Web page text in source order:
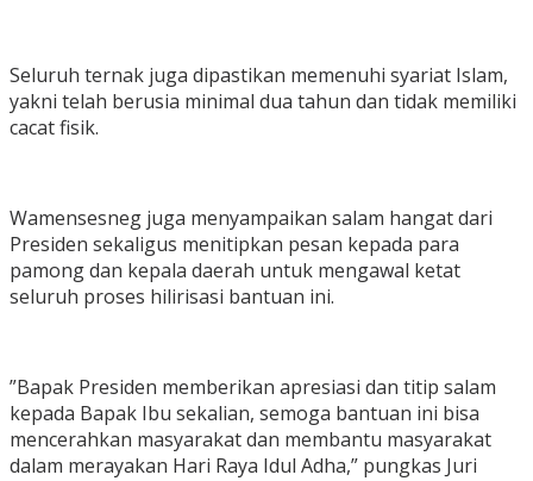
Seluruh ternak juga dipastikan memenuhi syariat Islam,
yakni telah berusia minimal dua tahun dan tidak memiliki
cacat fisik.
Wamensesneg juga menyampaikan salam hangat dari
Presiden sekaligus menitipkan pesan kepada para
pamong dan kepala daerah untuk mengawal ketat
seluruh proses hilirisasi bantuan ini.
​”Bapak Presiden memberikan apresiasi dan titip salam
kepada Bapak Ibu sekalian, semoga bantuan ini bisa
mencerahkan masyarakat dan membantu masyarakat
dalam merayakan Hari Raya Idul Adha,” pungkas Juri